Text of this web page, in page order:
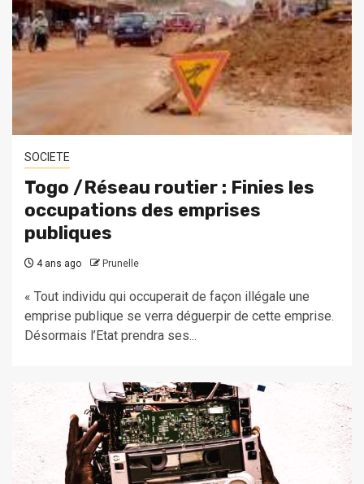
SOCIETE
Togo /Réseau routier : Finies les
occupations des emprises
publiques
4 ans ago Prunelle
« Tout individu qui occuperait de façon illégale une
emprise publique se verra déguerpir de cette emprise.
Désormais l’Etat prendra ses...